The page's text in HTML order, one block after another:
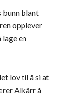
bunn blant
opplever
lage en
lov til å si at
Alkärr å